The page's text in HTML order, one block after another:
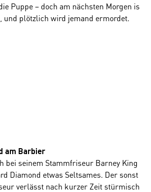
Puppe – doch am nächsten Morgen is
und plötzlich wird jemand ermordet.
am Barbier
bei seinem Stammfriseur Barney King
Diamond etwas Seltsames. Der sonst
verlässt nach kurzer Zeit stürmisch